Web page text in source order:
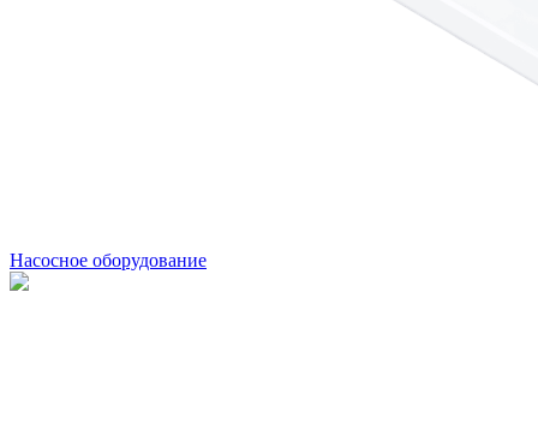
Насосное оборудование